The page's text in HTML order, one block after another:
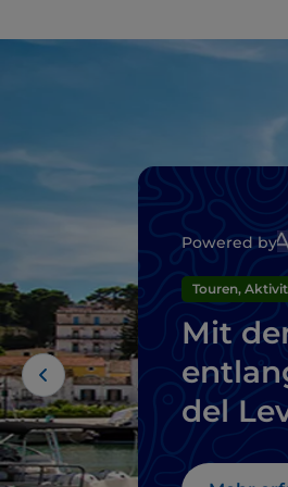
Powered by
Touren,
Mit
del